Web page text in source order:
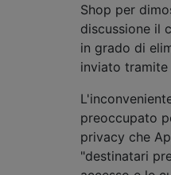
Shop per
discussione il
in grado di
inviato tramite
preoccupato
privacy che
"destinatari